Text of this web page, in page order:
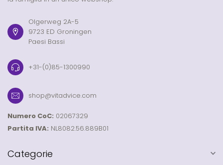
Olgerweg 2A-5
9723 ED Groningen
Paesi Bassi
+31-(0)85-1300990
shop@vitadvice.com
Numero CoC: 02067329
Partita IVA: NL8082.56.889B01
Categorie